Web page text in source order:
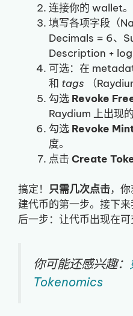
连接你的 wallet。
填写各项字段（
Decimals = 6、
Description +
可选：在
和 tags （
勾选 Revoke
Raydium 上出现
勾选 Revoke
度。
点击 Create
搞定！ 只需几次点击，
建代币的第一步。接下
后一步：让代币出现在可
你可能还感兴趣：
Tokenomics